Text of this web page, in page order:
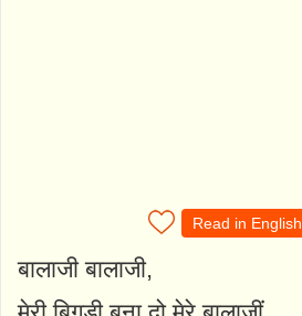
Read in English
बालाजी बालाजी,